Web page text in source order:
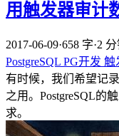
用触发器审计
2017-06-09·658 字·2 分
PostgreSQL PG开发 触
有时候，我们希望记
之用。PostgreSQL的
求。